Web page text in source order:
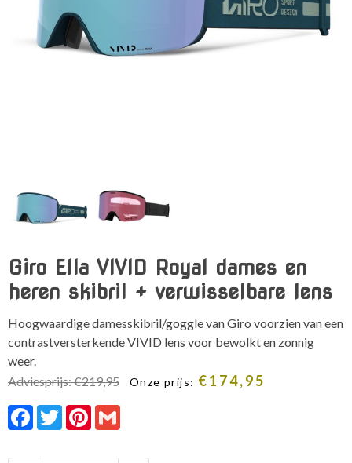
Giro Ella VIVID Royal dames en
heren skibril + verwisselbare lens
Hoogwaardige damesskibril/goggle van Giro voorzien van een
contrastversterkende VIVID lens voor bewolkt en zonnig
weer.
Adviesprijs:€219,95
Oorspronkelijke
Onze prijs: €174,95
Facebook
TwitterPinterest